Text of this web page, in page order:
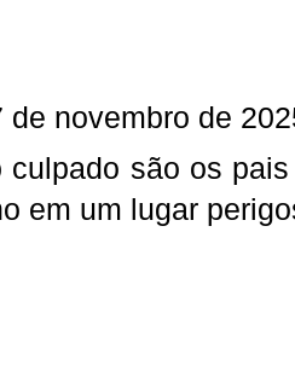
de novembro de
culpado são os
em um lugar